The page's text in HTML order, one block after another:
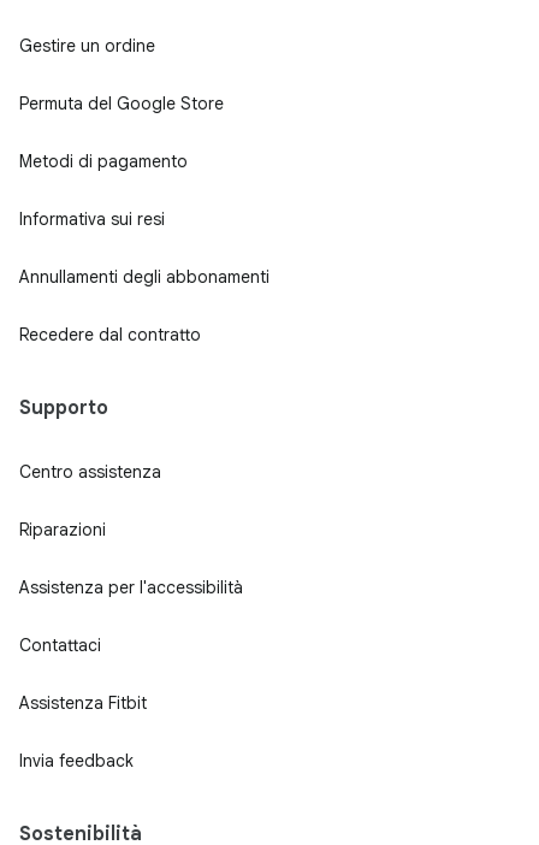
Gestire un ordine
Permuta del Google Store
Metodi di pagamento
Informativa sui resi
Annullamenti degli abbonamenti
Recedere dal contratto
Supporto
Centro assistenza
Riparazioni
Assistenza per l'accessibilità
Contattaci
Assistenza Fitbit
Invia feedback
Sostenibilità